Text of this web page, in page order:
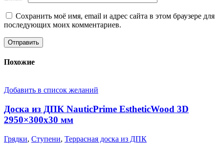
Сохранить моё имя, email и адрес сайта в этом браузере для
последующих моих комментариев.
Похожие
Добавить в список желаний
Доска из ДПК NauticPrime EstheticWood 3D
2950×300х30 мм
Грядки, Ступени, Террасная доска из ДПК